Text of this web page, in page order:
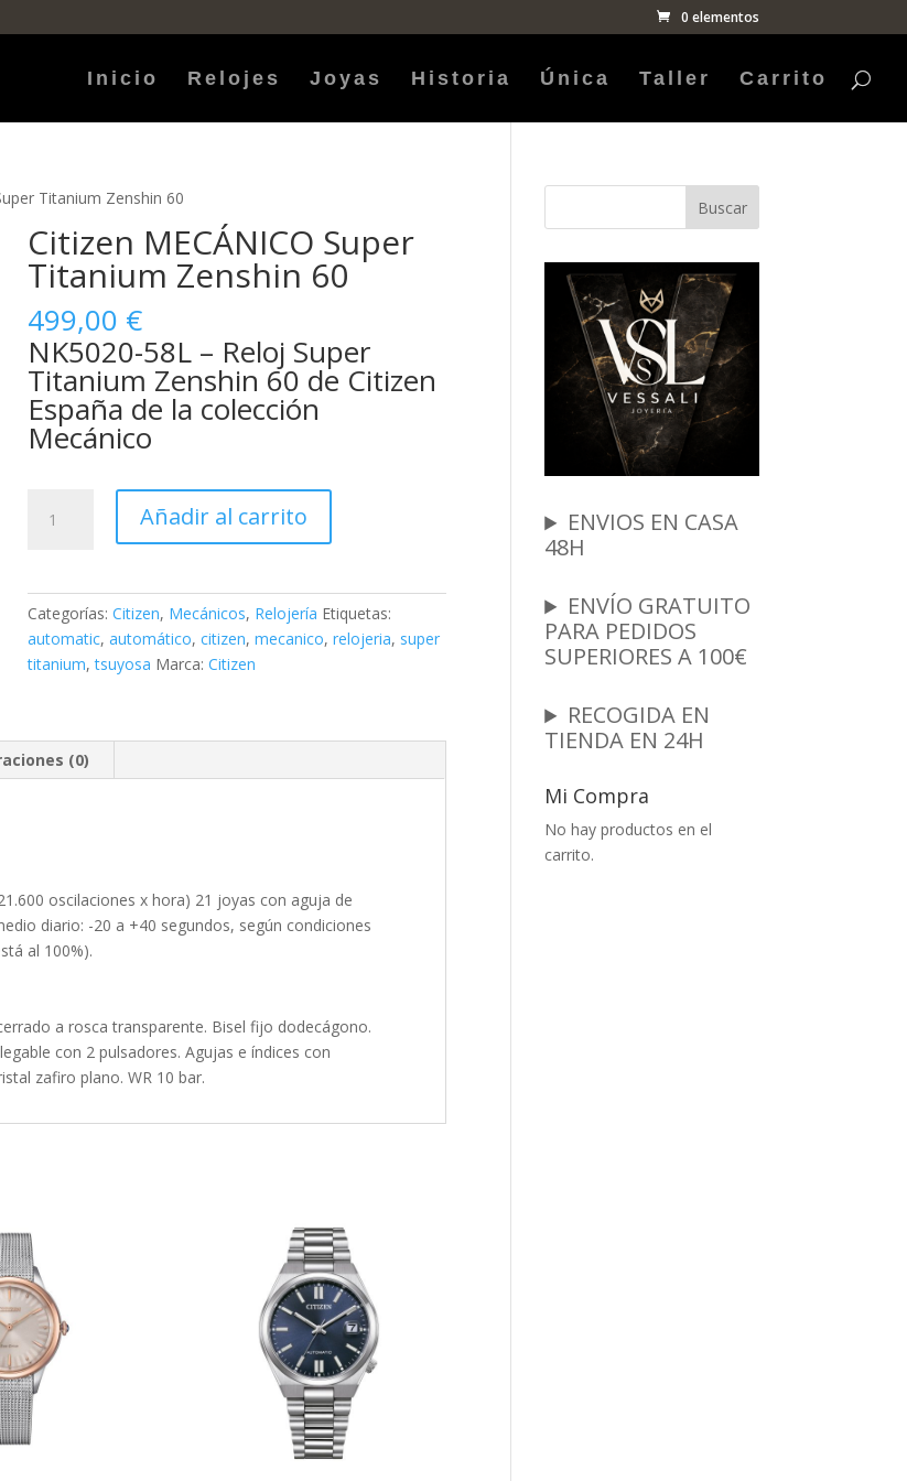
0 elementos
Inicio Relojes Joyas Historia Única Taller Carrito
Titanium Zenshin 60
Citizen MECÁNICO Super
Titanium Zenshin 60
499,00 €
NK5020-58L – Reloj Super
Titanium Zenshin 60 de Citizen
España de la colección
Mecánico
MECÁNICO
Añadir al carrito
Categorías:Citizen, Mecánicos, Relojería Etiquetas:
automatic,automático,citizen,mecanico,relojeria, super
titanium,tsuyosa Marca:Citizen
(0)
oscilaciones x hora) 21 joyas con aguja de
diario: -20 a +40 segundos, según condiciones
al 100%).
a rosca transparente. Bisel fijo dodecágono.
con 2 pulsadores. Agujas e índices con
zafiro plano. WR 10 bar.
Buscar
ENVIOS EN CASA
48H
ENVÍO GRATUITO
PARA PEDIDOS
SUPERIORES A 100€
RECOGIDA EN
TIENDA EN 24H
Mi Compra
No hay productos en el
carrito.